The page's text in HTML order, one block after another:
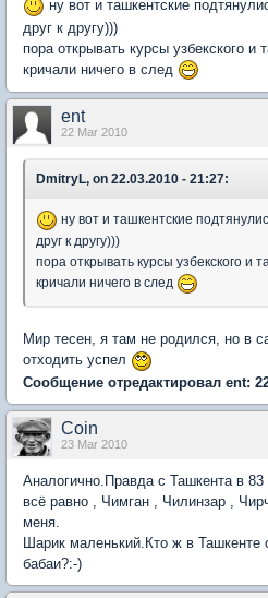
ну вот и ташкентские
друг к другу)))
пора открывать курсы узбекского и
кричали ничего в след
ent
22 Mar 2010
DmitryL, on 22.03.2010 - 21:27:
ну вот и ташкентские
друг к другу)))
пора открывать курсы узбекского и
кричали ничего в след
Мир тесен, я там не родился, но в
отходить успел
Сообщение отредактировал ent:
Coin
23 Mar 2010
Аналогично.Правда с Ташкента в
всё равно , Чимган , Чилинзар ,
меня.
Шарик маленький.Кто ж в Ташкенте
бабаи?:-)